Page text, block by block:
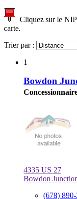
Cliquez sur le
carte.
Trier par :
1
Bowdon
4335 US 27
Bowdon
(678)